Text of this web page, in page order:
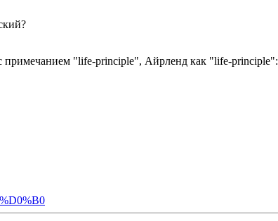
примечанием "life-principle", Айрленд как "life-principle":